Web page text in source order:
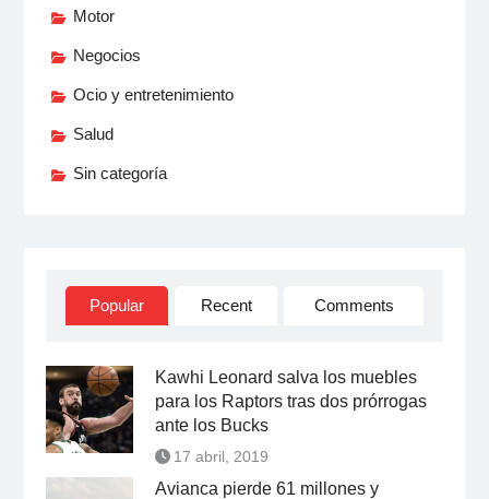
Motor
Negocios
Ocio y entretenimiento
Salud
Sin categoría
Popular Recent Comments
Kawhi Leonard salva los muebles
para los Raptors tras dos prórrogas
ante los Bucks
17 abril, 2019
Avianca pierde 61 millones y